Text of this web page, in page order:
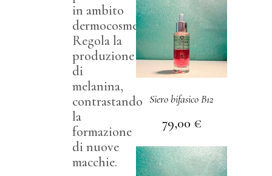
in ambito
dermocosmetico.
Regola la
produzione
di
melanina,
contrastando
la
formazione
di nuove
macchie.
Siero bifasico B12
79,00 €